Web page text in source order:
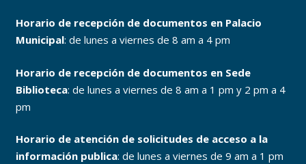
Horario de recepción de documentos en Palacio
Municipal: de lunes a viernes de 8 am a 4 pm
Horario de recepción de documentos en Sede
Biblioteca: de lunes a viernes de 8 am a 1 pm y 2 pm a 4
pm
Horario de atención de solicitudes de acceso a la
información publica: de lunes a viernes de 9 am a 1 pm